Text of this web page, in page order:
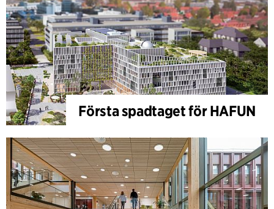
Första spadtaget för HAFUN